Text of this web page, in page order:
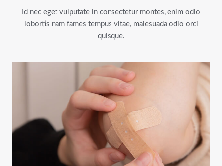
Id nec eget vulputate in consectetur montes, enim odio
lobortis nam fames tempus vitae, malesuada odio orci
quisque.